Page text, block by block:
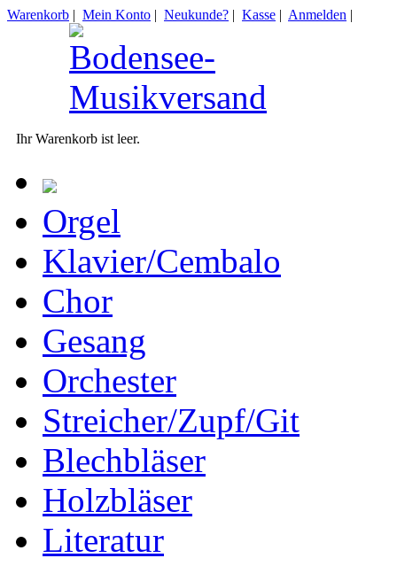
Warenkorb | Mein Konto | Neukunde? | Kasse | Anmelden |
Ihr Warenkorb ist leer.
Orgel
Klavier/Cembalo
Chor
Gesang
Orchester
Streicher/Zupf/Git
Blechbläser
Holzbläser
Literatur